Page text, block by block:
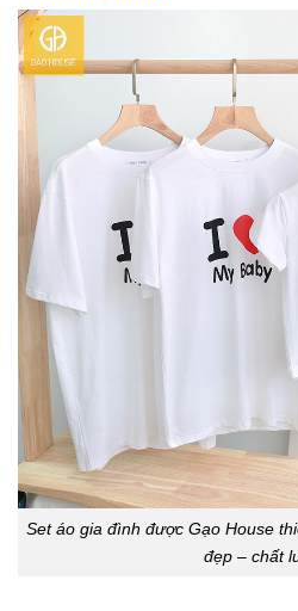
Set áo gia đình được Gạo House
đẹp – chất